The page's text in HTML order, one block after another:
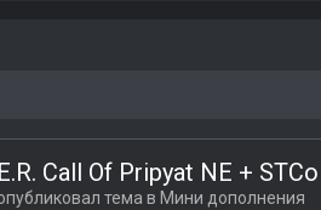
Call Of Pripyat NE +
тема в Мини дополнения